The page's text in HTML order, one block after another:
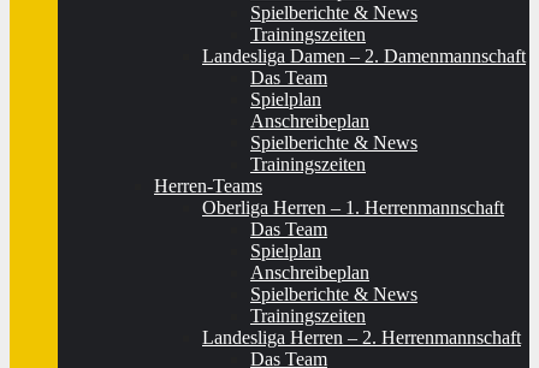
Spielberichte & News
Trainingszeiten
Landesliga Damen – 2. Damenmannschaft
Das Team
Spielplan
Anschreibeplan
Spielberichte & News
Trainingszeiten
Herren-Teams
Oberliga Herren – 1. Herrenmannschaft
Das Team
Spielplan
Anschreibeplan
Spielberichte & News
Trainingszeiten
Landesliga Herren – 2. Herrenmannschaft
Das Team